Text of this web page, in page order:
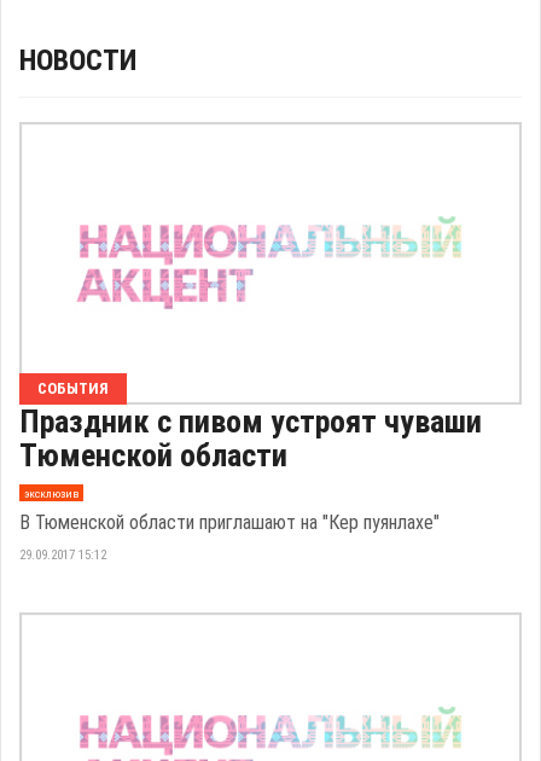
НОВОСТИ
СОБЫТИЯ
Праздник с пивом устроят чуваши
Тюменской области
эксклюзив
В Тюменской области приглашают на "Кeр пуянлaхе"
29.09.2017 15:12